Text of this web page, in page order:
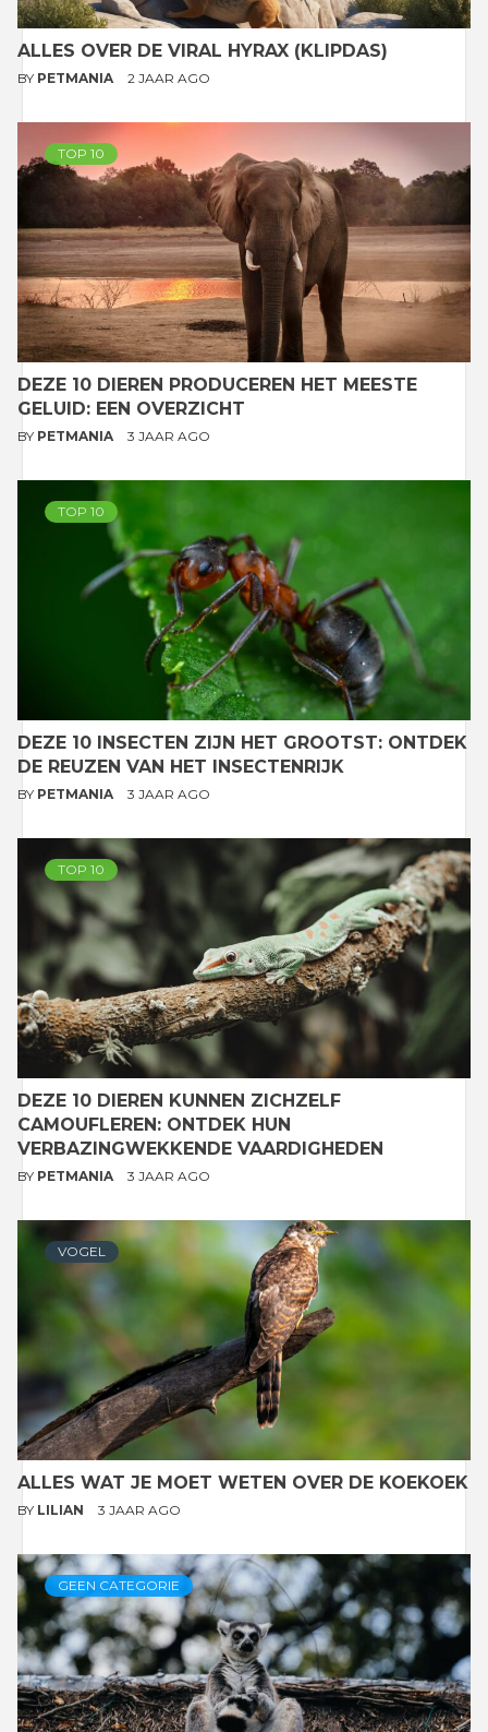
ALLES OVER DE VIRAL HYRAX (KLIPDAS)
BY PETMANIA 2 JAAR AGO
TOP 10
DEZE 10 DIEREN PRODUCEREN HET MEESTE
GELUID: EEN OVERZICHT
BY PETMANIA 3 JAAR AGO
TOP 10
DEZE 10 INSECTEN ZIJN HET GROOTST: ONTDEK
DE REUZEN VAN HET INSECTENRIJK
BY PETMANIA 3 JAAR AGO
TOP 10
DEZE 10 DIEREN KUNNEN ZICHZELF
CAMOUFLEREN: ONTDEK HUN
VERBAZINGWEKKENDE VAARDIGHEDEN
BY PETMANIA 3 JAAR AGO
VOGEL
ALLES WAT JE MOET WETEN OVER DE KOEKOEK
BY LILIAN 3 JAAR AGO
GEEN CATEGORIE